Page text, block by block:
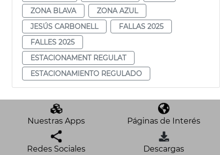
ZONA BLAVA
ZONA AZUL
JESÚS CARBONELL
FALLAS 2025
FALLES 2025
ESTACIONAMENT REGULAT
ESTACIONAMIENTO REGULADO
Nuestras Apps Páginas de Interés
Redes Sociales Descargas